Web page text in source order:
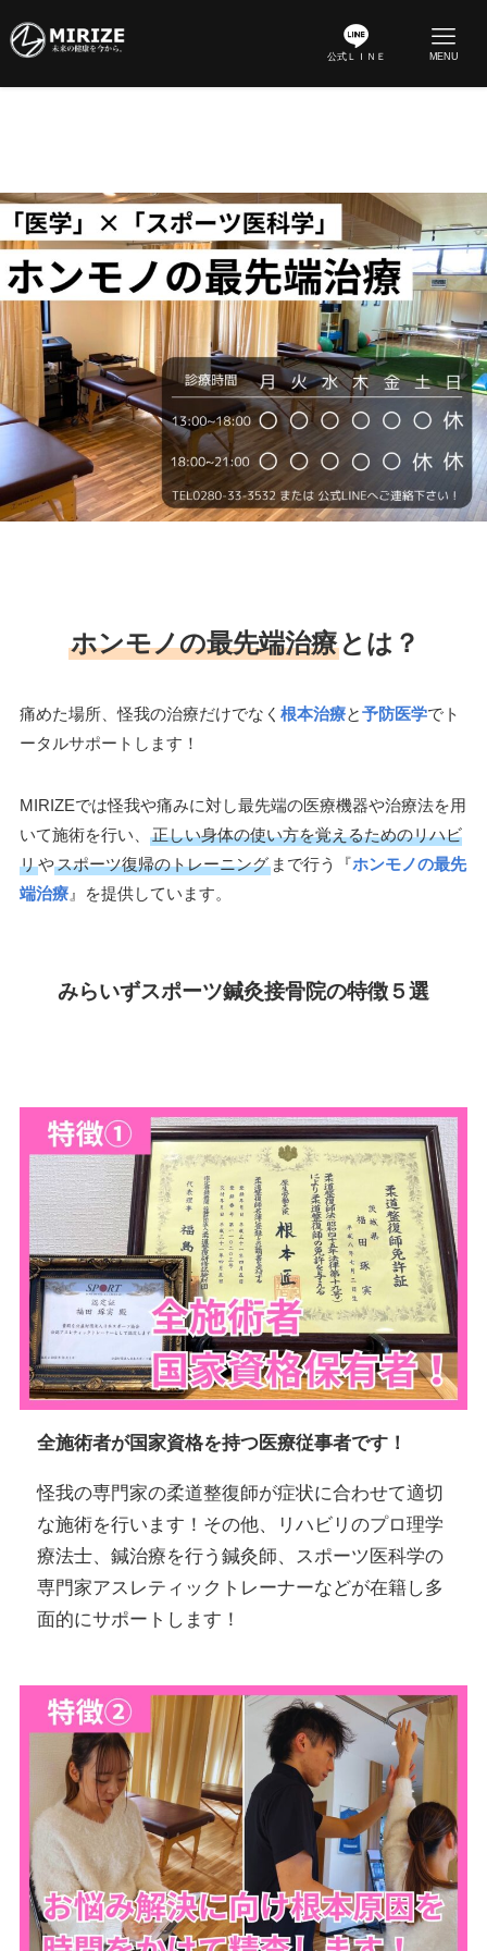
公式ＬＩＮＥ MENU
ホンモノの最先端治療とは？
痛めた場所、怪我の治療だけでなく 根本治療と予防医学でト
ータルサポートします！
MIRIZEでは怪我や痛みに対し最先端の医療機器や治療法を用
いて施術を行い、
正しい身体の使い方を覚えるためのリハビ
リやスポーツ復帰のトレーニングまで行う『ホンモノの最先
端治療』を提供しています。
みらいずスポーツ鍼灸接骨院の特徴５選
全施術者が国家資格を持つ医療従事者です！
怪我の専門家の柔道整復師が症状に合わせて適切
な施術を行います！その他、リハビリのプロ理学
療法士、鍼治療を行う鍼灸師、スポーツ医科学の
専門家アスレティックトレーナーなどが在籍し多
面的にサポートします！